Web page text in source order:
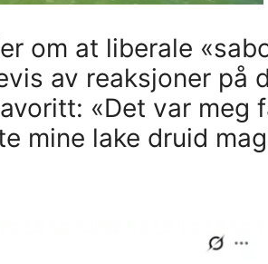
om at liberale
av reaksjoner på
«Det var meg
mine lake druid